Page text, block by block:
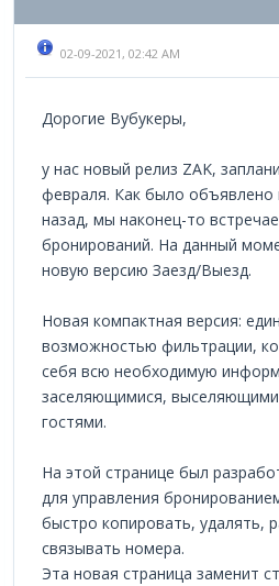
02-09-2021, 02:42 AM
Дорогие Вубукеры,
у нас новый релиз ZAK,
февраля. Как было объявлено
назад, мы наконец-то
бронирований. На данный
новую версию Заезд/Выезд.
Новая компактная версия:
возможностью фильтрации,
себя всю необходимую
заселяющимися,
гостями.
На этой странице был
для управления
быстро копировать, удалять,
связывать номера.
Эта новая страница заменит